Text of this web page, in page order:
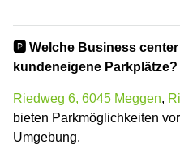
🅿️ Welche Business center
kundeneigene Parkplätze?
Riedweg 6, 6045 Meggen,
bieten Parkmöglichkeiten
Umgebung.